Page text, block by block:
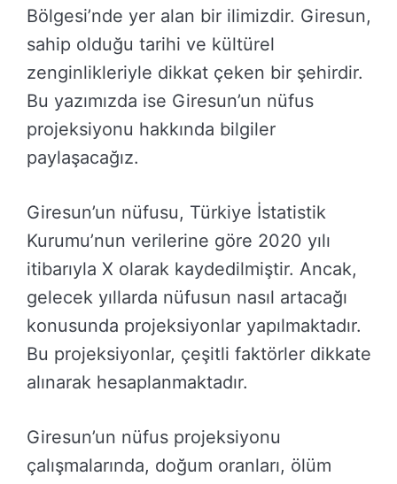
Bölgesi’nde yer alan bir ilimizdir. Giresun,
sahip olduğu tarihi ve kültürel
zenginlikleriyle dikkat çeken bir şehirdir.
Bu yazımızda ise Giresun’un nüfus
projeksiyonu hakkında bilgiler
paylaşacağız.
Giresun’un nüfusu, Türkiye İstatistik
Kurumu’nun verilerine göre 2020 yılı
itibarıyla X olarak kaydedilmiştir. Ancak,
gelecek yıllarda nüfusun nasıl artacağı
konusunda projeksiyonlar yapılmaktadır.
Bu projeksiyonlar, çeşitli faktörler dikkate
alınarak hesaplanmaktadır.
Giresun’un nüfus projeksiyonu
çalışmalarında, doğum oranları, ölüm